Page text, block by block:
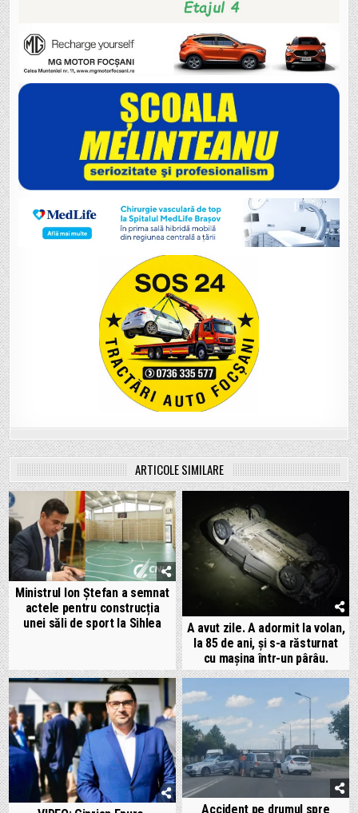
ARTICOLE SIMILARE
Ministrul Ion Ștefan a semnat
actele pentru construcția
unei săli de sport la Sihlea
A avut zile. A adormit la volan,
la 85 de ani, și s-a răsturnat
cu mașina într-un pârâu.
Accident pe drumul spre